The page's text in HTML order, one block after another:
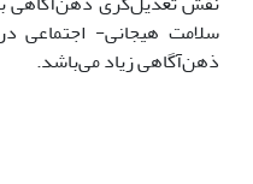
سلامت هیجانی- اجتماعی
ذهن‌آگاهی زیاد می‌باشد.